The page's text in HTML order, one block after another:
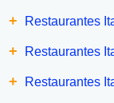
+ Restaurantes
+ Restaurantes
+ Restaurantes